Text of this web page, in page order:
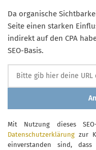
Da organische
Seite einen starken
indirekt auf den CPA
SEO-Basis.
Mit Nutzung dieses
Datenschutzerklärung zur
einverstanden sind,